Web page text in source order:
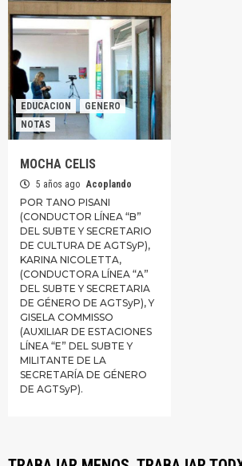
EDUCACION
GENERO
NOTAS
MOCHA CELIS
5 años ago Acoplando
POR TANO PISANI
(CONDUCTOR LÍNEA “B”
DEL SUBTE Y SECRETARIO
DE CULTURA DE AGTSyP),
KARINA NICOLETTA,
(CONDUCTORA LÍNEA “A”
DEL SUBTE Y SECRETARIA
DE GÉNERO DE AGTSyP), Y
GISELA COMMISSO
(AUXILIAR DE ESTACIONES
LÍNEA “E” DEL SUBTE Y
MILITANTE DE LA
SECRETARÍA DE GÉNERO
DE AGTSyP).